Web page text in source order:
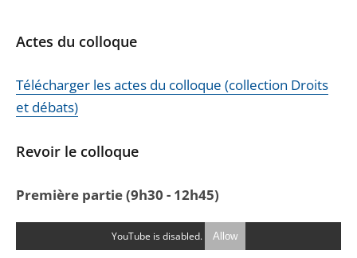
Actes du colloque
Télécharger les actes du colloque (collection Droits
et débats)
Revoir le colloque
Première partie (9h30 - 12h45)
YouTube is disabled. Allow